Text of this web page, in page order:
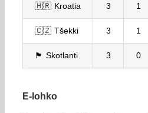
🇭🇷 Kroatia 3 1
🇨🇿 Tšekki 3 1
🏴󠁧󠁢󠁳󠁣󠁴󠁿 Skotlanti 3 0
E-lohko